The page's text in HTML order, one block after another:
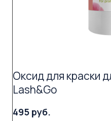
Оксид для краски
Lash&Go
495 руб.